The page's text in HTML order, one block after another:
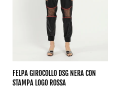
FELPA GIROCOLLO DSG NERA CON
STAMPA LOGO ROSSA